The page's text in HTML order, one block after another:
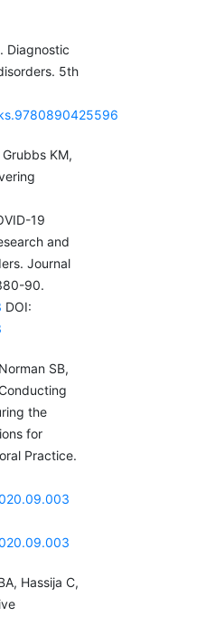
Diagnostic
5th
KM,
19
and
Journal
90.
DOI:
SB,
the
for
Practice.
Hassija C,